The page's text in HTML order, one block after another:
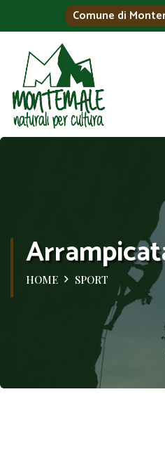
Comune di
HOME SPORT